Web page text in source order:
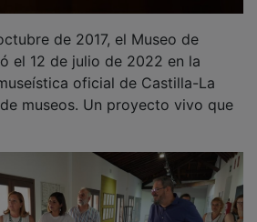
de 2017, el Museo de
el 12 de julio de 2022 en la
oficial de Castilla-La
museos. Un proyecto vivo que